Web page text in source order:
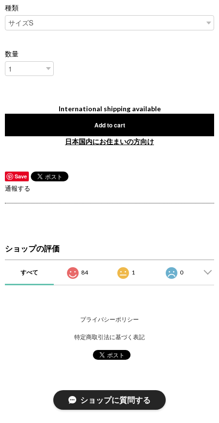
種類
数量
International shipping available
Add to cart
日本国内にお住まいの方向け
Save
通報する
ショップの評価
すべて 84 1 0
プライバシーポリシー
特定商取引法に基づく表記
ショップに質問する